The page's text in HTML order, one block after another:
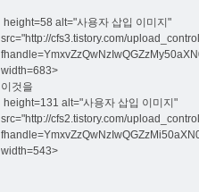
height=58 alt="사용자 삽입 이미지"
src="http://cfs3.tistory.com/
width=683>
이것을
height=131 alt="사용자 삽입 이미지"
src="http://cfs2.tistory.com/
width=543>